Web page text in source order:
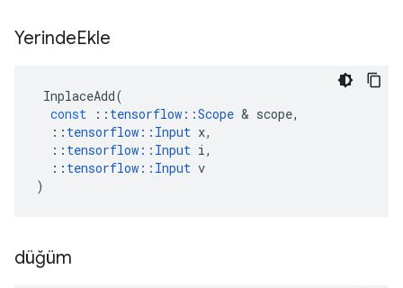
YerindeEkle
InplaceAdd(
const
:: tensorflow ::Scope & scope,
:: tensorflow :: Input x,
:: tensorflow :: Input i,
:: tensorflow :: Input v
)
düğüm